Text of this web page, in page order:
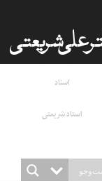
اسناد
استاد شریعتی